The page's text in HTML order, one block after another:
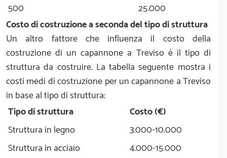
500
25.000
Costo di costruzione a seconda del tipo di struttura
Un altro fattore che influenza il costo della
costruzione di un capannone a Treviso è il tipo di
struttura da costruire. La tabella seguente mostra i
costi medi di costruzione per un capannone a Treviso
in base al tipo di struttura:
Tipo di struttura
Costo (€)
Struttura in legno
3.000-10.000
Struttura in acciaio
4.000-15.000